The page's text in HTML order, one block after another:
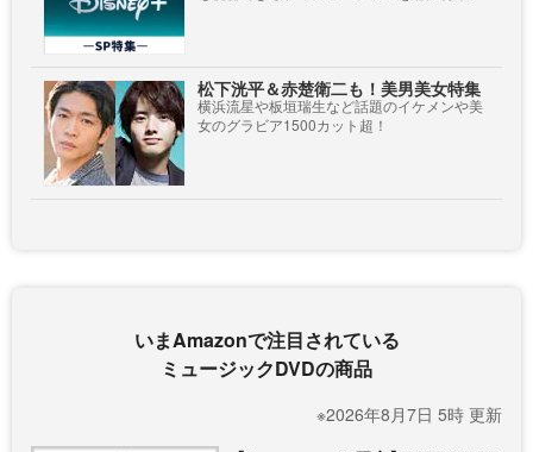
松下洸平＆赤楚衛二も！美男美女特集
横浜流星や板垣瑞生など話題のイケメンや美
女のグラビア1500カット超！
いまAmazonで注目されている
ミュージックDVDの商品
※2026年8月7日 5時 更新